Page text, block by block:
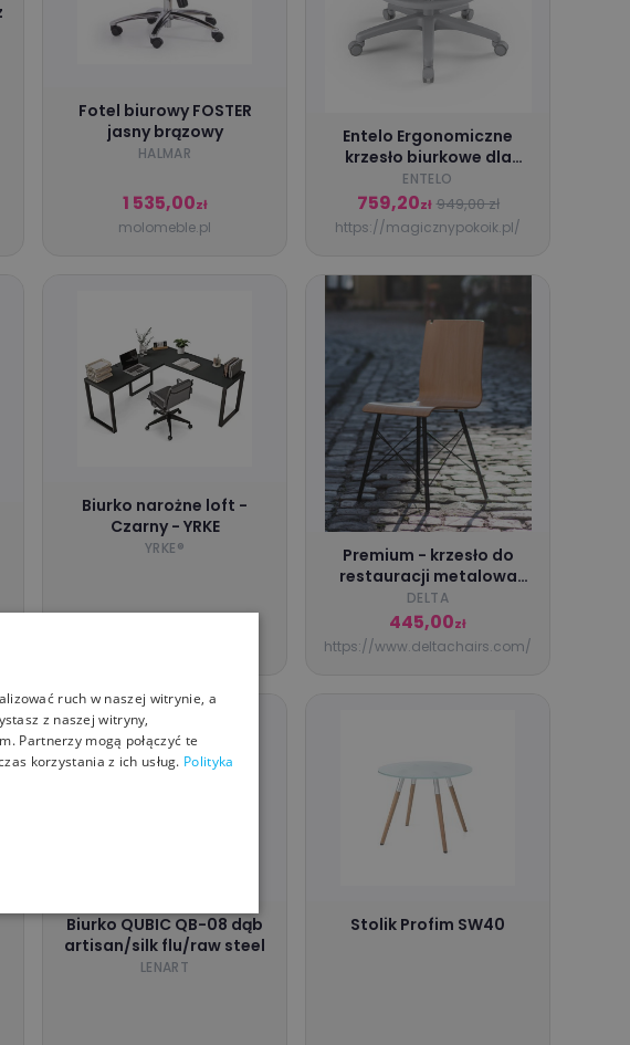
Fotel biurowy FOSTER
jasny brązowy
HALMAR
1 535,00zł
molomeble.pl
Entelo Ergonomiczne
krzesło biurkowe dla
dzieci Duo niebieskie
szara podstawa
ENTELO
759,20zł 949,00 zł
https://magicznypokoik.pl/
Biurko narożne loft -
Czarny - YRKE
YRKE®️
Premium - krzesło do
restauracji metalowa
rama naturalny buk ROMA
X
DELTA
445,00zł
https://www.deltachairs.com/
Biurko QUBIC QB-08 dąb
artisan/silk flu/raw steel
LENART
Stolik Profim SW40
ruch w naszej witrynie, a
z naszej witryny,
Partnerzy mogą połączyć te
korzystania z ich usług. Polityka